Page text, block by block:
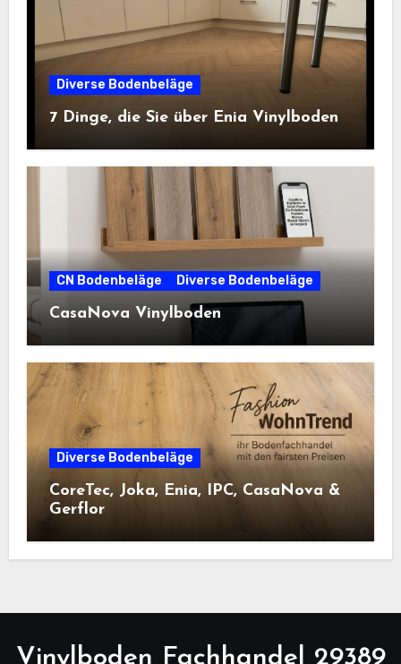
Diverse Bodenbeläge
7 Dinge, die Sie über Enia Vinylboden
CN Bodenbeläge Diverse Bodenbeläge
CasaNova Vinylboden
Diverse Bodenbeläge
CoreTec, Joka, Enia, IPC, CasaNova &
Gerflor
Vinylboden Fachhandel 29389